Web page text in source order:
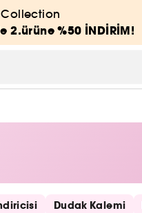
2.ürüne %50 İNDİRİM!
Dudak Kalemi